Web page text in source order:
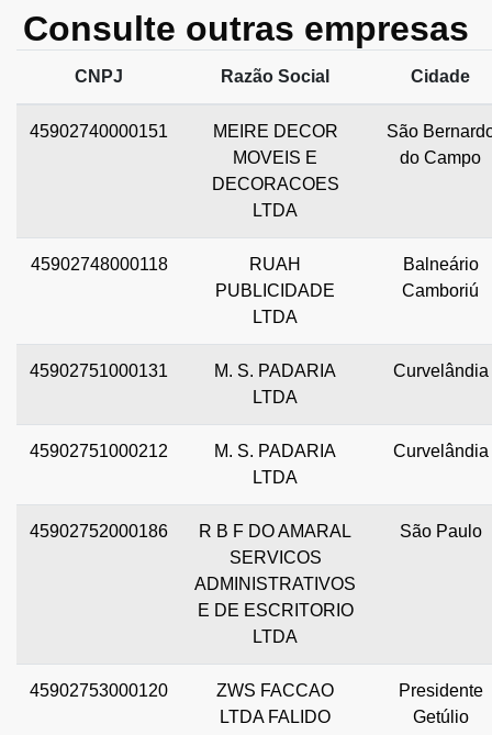
Consulte outras empresas
CNPJ Razão Social Cidade
45902740000151
MEIRE DECOR
MOVEIS E
DECORACOES
LTDA
São
do Campo
45902748000118
RUAH
PUBLICIDADE
LTDA
Balneário
Camboriú
45902751000131
M. S. PADARIA
LTDA
Curvelândia
45902751000212
M. S. PADARIA
LTDA
Curvelândia
45902752000186
R B F DO AMARAL
SERVICOS
ADMINISTRATIVOS
E DE ESCRITORIO
LTDA
São Paulo
45902753000120
ZWS FACCAO
LTDA FALIDO
Presidente
Getúlio